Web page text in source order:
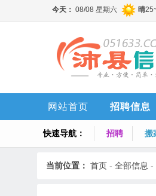
网站首页 招聘信息
快速导航： 招聘 搬
当前位置： 首页 - 全部信息 -